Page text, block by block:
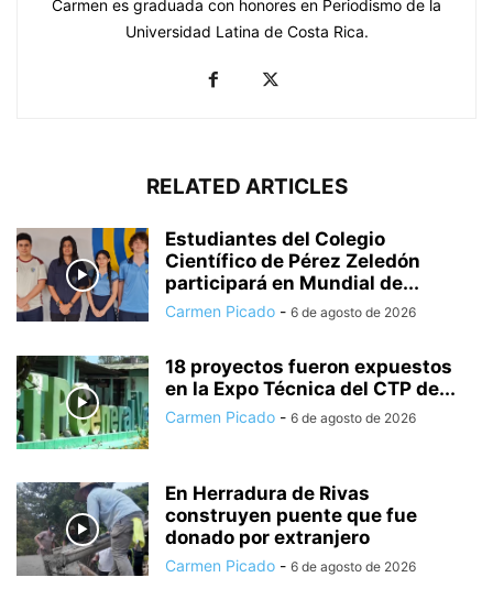
Carmen es graduada con honores en Periodismo de la
Universidad Latina de Costa Rica.
RELATED ARTICLES
Estudiantes del Colegio
Científico de Pérez Zeledón
participará en Mundial de...
Carmen Picado - 6 de agosto de 2026
18 proyectos fueron expuestos
en la Expo Técnica del CTP de...
Carmen Picado - 6 de agosto de 2026
En Herradura de Rivas
construyen puente que fue
donado por extranjero
Carmen Picado - 6 de agosto de 2026